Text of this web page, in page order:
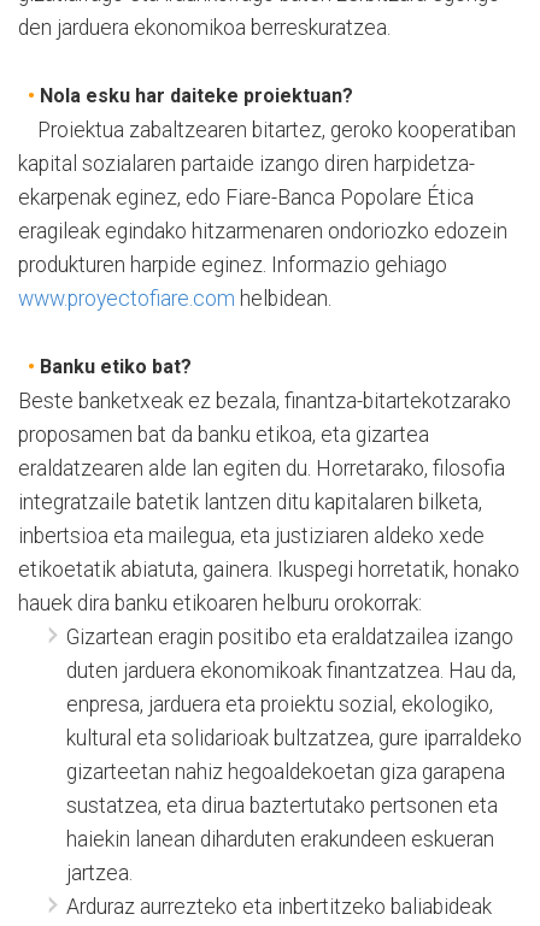
den jarduera ekonomikoa berreskuratzea.
• Nola esku har daiteke proiektuan?
Proiektua zabaltzearen bitartez, geroko kooperatiban
kapital sozialaren partaide izango diren harpidetza-
ekarpenak eginez, edo Fiare-Banca Popolare Ética
eragileak egindako hitzarmenaren ondoriozko edozein
produkturen harpide eginez. Informazio gehiago
www.proyectofiare.com helbidean.
• Banku etiko bat?
Beste banketxeak ez bezala, finantza-bitartekotzarako
proposamen bat da banku etikoa, eta gizartea
eraldatzearen alde lan egiten du. Horretarako, filosofia
integratzaile batetik lantzen ditu kapitalaren bilketa,
inbertsioa eta mailegua, eta justiziaren aldeko xede
etikoetatik abiatuta, gainera. Ikuspegi horretatik, honako
hauek dira banku etikoaren helburu orokorrak:
Gizartean eragin positibo eta eraldatzailea izango
duten jarduera ekonomikoak finantzatzea. Hau da,
enpresa, jarduera eta proiektu sozial, ekologiko,
kultural eta solidarioak bultzatzea, gure iparraldeko
gizarteetan nahiz hegoaldekoetan giza garapena
sustatzea, eta dirua baztertutako pertsonen eta
haiekin lanean diharduten erakundeen eskueran
jartzea.
Arduraz aurrezteko eta inbertitzeko baliabideak